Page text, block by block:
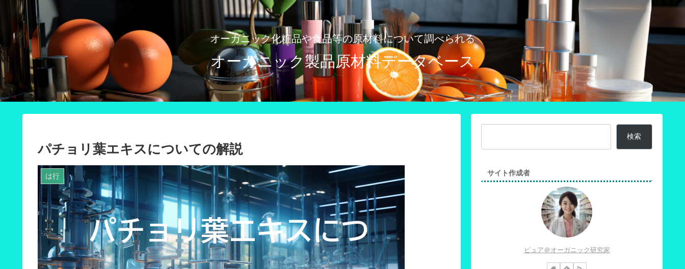
オーガニック化粧品や食品等の原材料について調べられる
オーガニック製品原材料データベース
パチョリ葉エキスについての解説
は行
検索
サイト作成者
ピュア＠オーガニック研究家